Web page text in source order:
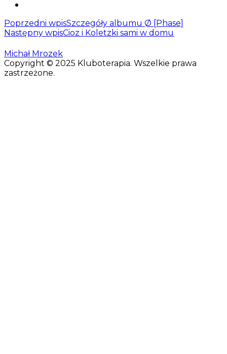
Poprzedni wpisSzczegóły albumu Ø [Phase]
Następny wpisCioz i Koletzki sami w domu
Michał Mrozek
Copyright © 2025 Kluboterapia. Wszelkie prawa
zastrzeżone.